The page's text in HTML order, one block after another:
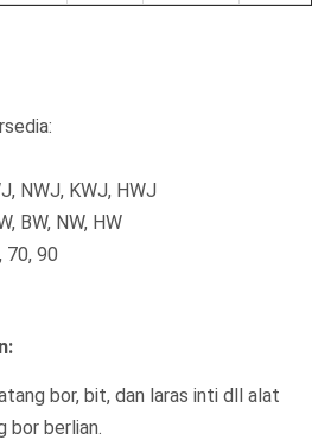
NWJ, KWJ, HWJ
BW, NW, HW
70, 90
bor, bit, dan laras inti dll alat
bor berlian.